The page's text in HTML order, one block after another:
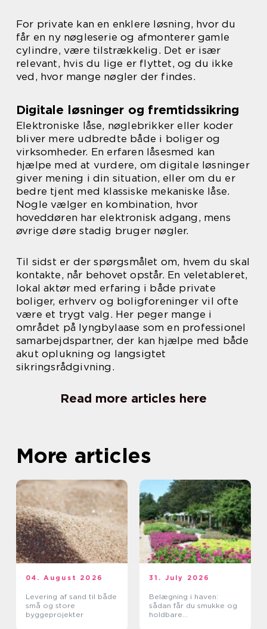
For private kan en enklere løsning, hvor du
får en ny nøgleserie og afmonterer gamle
cylindre, være tilstrækkelig. Det er især
relevant, hvis du lige er flyttet, og du ikke
ved, hvor mange nøgler der findes.
Digitale løsninger og fremtidssikring
Elektroniske låse, nøglebrikker eller koder
bliver mere udbredte både i boliger og
virksomheder. En erfaren låsesmed kan
hjælpe med at vurdere, om digitale løsninger
giver mening i din situation, eller om du er
bedre tjent med klassiske mekaniske låse.
Nogle vælger en kombination, hvor
hoveddøren har elektronisk adgang, mens
øvrige døre stadig bruger nøgler.
Til sidst er der spørgsmålet om, hvem du skal
kontakte, når behovet opstår. En veletableret,
lokal aktør med erfaring i både private
boliger, erhverv og boligforeninger vil ofte
være et trygt valg. Her peger mange i
området på lyngbylaase som en professionel
samarbejdspartner, der kan hjælpe med både
akut oplukning og langsigtet
sikringsrådgivning.
Read more articles here
More articles
04. August 2026
Levering af sand til både
små og store
byggeprojekter
31. July 2026
Belægning i haven:
sådan får du smukke og
holdbare